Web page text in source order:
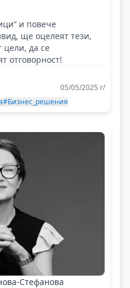
и повече
ще оцелеят тези,
цели, да се
отговорност!
05/05/2025 г/
#Бизнес_решения
Стефанова